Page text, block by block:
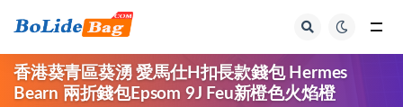
香港葵青區葵湧 愛馬仕H扣長款錢包 Hermes
Bearn 兩折錢包Epsom 9J Feu新橙色火焰橙